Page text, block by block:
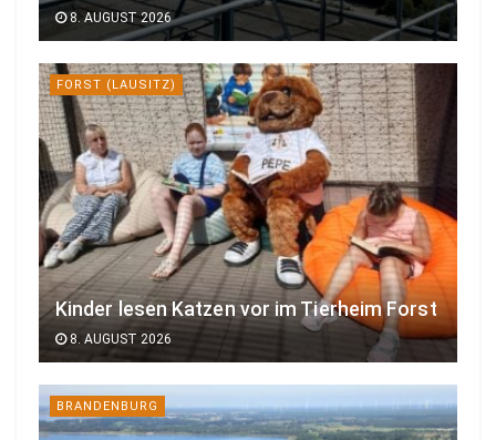
8. AUGUST 2026
FORST (LAUSITZ)
Kinder lesen Katzen vor im Tierheim Forst
8. AUGUST 2026
BRANDENBURG